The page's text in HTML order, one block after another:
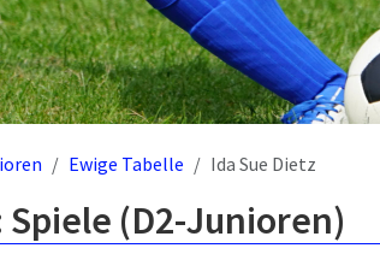
Ewige Tabelle Ida Sue Dietz
Spiele (D2-Junioren)